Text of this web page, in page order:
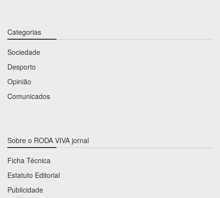
Categorias
Sociedade
Desporto
Opinião
Comunicados
Sobre o RODA VIVA jornal
Ficha Técnica
Estatuto Editorial
Publicidade